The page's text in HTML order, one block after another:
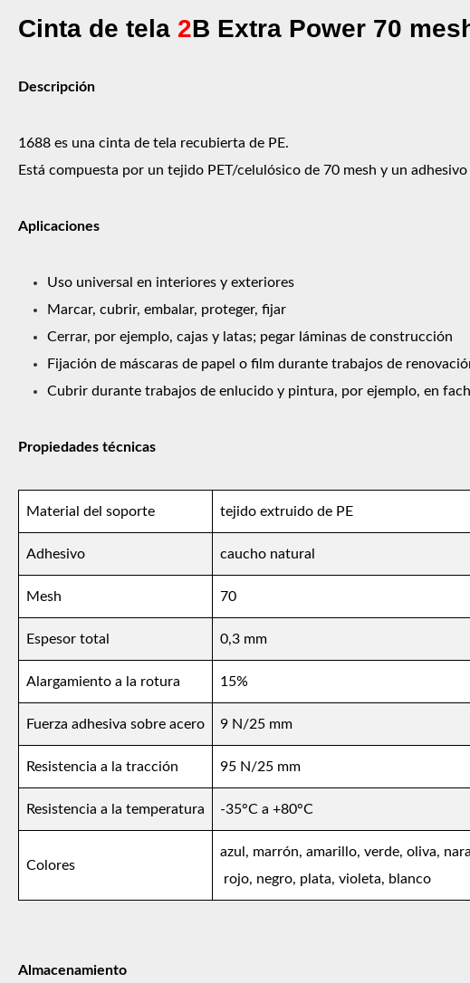
Cinta de tela 2B Extra Power 70
Descripción
1688 es una cinta de tela recubierta de PE.
Está compuesta por un tejido PET/celulósico de 70 mesh y un
Aplicaciones
Uso universal en interiores y exteriores
Marcar, cubrir, embalar, proteger, fijar
Cerrar, por ejemplo, cajas y latas; pegar láminas de construcción
Fijación de máscaras de papel o film durante trabajos de
Cubrir durante trabajos de enlucido y pintura, por ejemplo, en
Propiedades técnicas
Material del soporte tejido extruido de PE
Adhesivo caucho natural
Mesh 70
Espesor total 0,3 mm
Alargamiento a la rotura 15%
Fuerza adhesiva sobre acero 9 N/25 mm
Resistencia a la tracción 95 N/25 mm
Resistencia a la temperatura -35°C a +80°C
Colores
azul, marrón, amarillo, verde, oliva,
rojo, negro, plata, violeta, blanco
Almacenamiento